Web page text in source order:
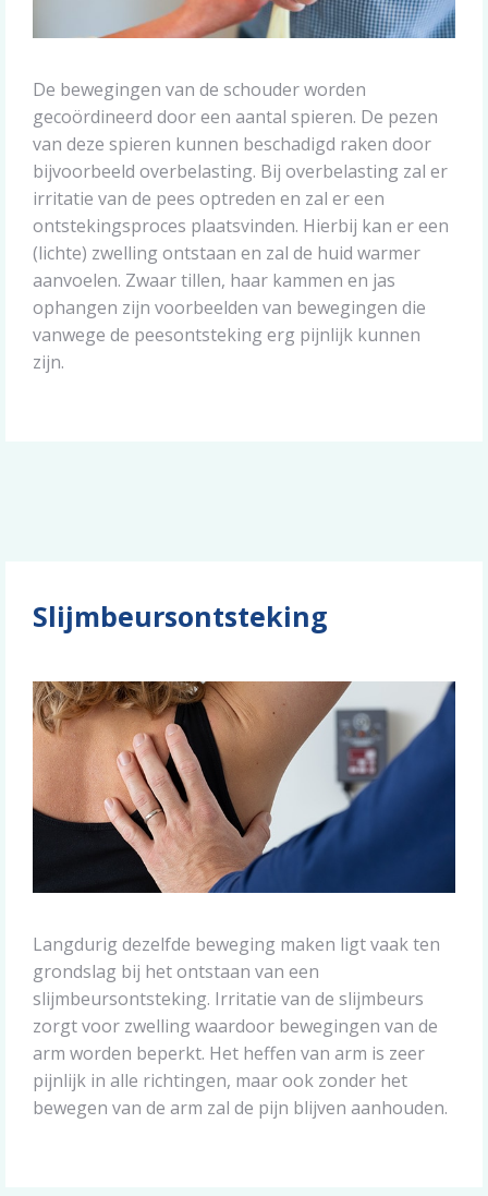
De bewegingen van de schouder worden
gecoördineerd door een aantal spieren. De pezen
van deze spieren kunnen beschadigd raken door
bijvoorbeeld overbelasting. Bij overbelasting zal er
irritatie van de pees optreden en zal er een
ontstekingsproces plaatsvinden. Hierbij kan er een
(lichte) zwelling ontstaan en zal de huid warmer
aanvoelen. Zwaar tillen, haar kammen en jas
ophangen zijn voorbeelden van bewegingen die
vanwege de peesontsteking erg pijnlijk kunnen
zijn.
Slijmbeursontsteking
Langdurig dezelfde beweging maken ligt vaak ten
grondslag bij het ontstaan van een
slijmbeursontsteking. Irritatie van de slijmbeurs
zorgt voor zwelling waardoor bewegingen van de
arm worden beperkt. Het heffen van arm is zeer
pijnlijk in alle richtingen, maar ook zonder het
bewegen van de arm zal de pijn blijven aanhouden.